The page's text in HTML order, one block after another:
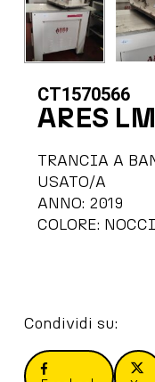
CT1570566
ARES
TRANCIA A
USATO/A
ANNO: 2019
COLORE:
Condividi su: